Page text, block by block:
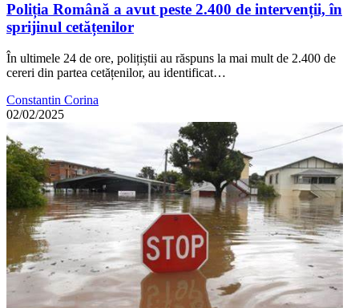
Poliția Română a avut peste 2.400 de intervenții, în
sprijinul cetățenilor
În ultimele 24 de ore, polițiștii au răspuns la mai mult de 2.400 de
cereri din partea cetățenilor, au identificat…
Constantin Corina
02/02/2025